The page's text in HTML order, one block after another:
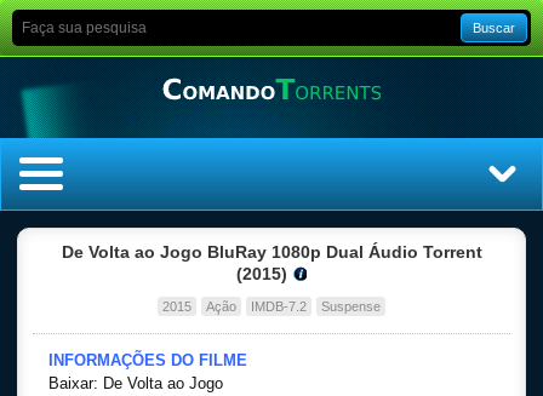
Buscar
Top Séries
De Volta ao Jogo BluRay 1080p Dual Áudio Torrent
(2015)
2015 Ação IMDB-7.2 Suspense
INFORMAÇÕES DO FILME
Baixar: De Volta ao Jogo